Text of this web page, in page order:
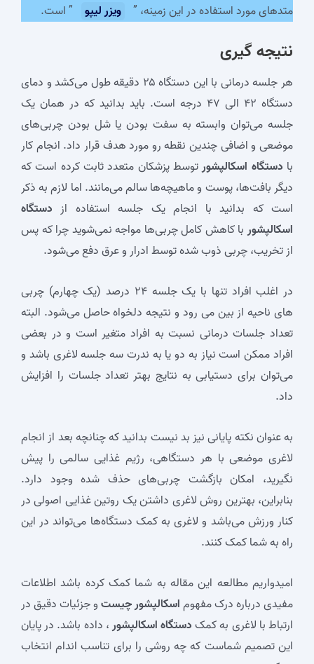
متدهای مورد استفاده در این زمینه، ”
ویزر لیپو ” است.
نتیجه گیری
هر جلسه درمانی با این دستگاه ۲۵ دقیقه طول می‌کشد و دمای
دستگاه ۴۲ الی ۴۷ درجه است. باید بدانید که در همان یک
جلسه می‌توان وابسته به سفت بودن یا شل بودن چربی‌های
موضعی و اضافی چندین نقطه رو مورد هدف قرار داد. انجام کار
با دستگاه اسکالپشورتوسط پزشکان متعدد ثابت کرده است که
دیگر بافت‌ها، پوست و ماهیچه‌ها سالم می‌مانند. اما لازم به ذکر
است که بدانید با انجام یک جلسه استفاده از دستگاه
اسکالپشوربا کاهش کامل چربی‌ها مواجه نمی‌شوید چرا که پس
از تخریب، چربی ذوب شده توسط ادرار و عرق دفع می‌شود.
در اغلب افراد تنها با یک جلسه ۲۴ درصد (یک چهارم) چربی
های ناحیه از بین می رود و نتیجه دلخواه حاصل می‌شود. البته
تعداد جلسات درمانی نسبت به افراد متغیر است و در بعضی
افراد ممکن است نیاز به دو یا به ندرت سه جلسه لاغری باشد و
می‌توان برای دستیابی به نتایج بهتر تعداد جلسات را افزایش
داد.
به عنوان نکته پایانی نیز بد نیست بدانید که چنانچه بعد از انجام
لاغری موضعی با هر دستگاهی، رژیم غذایی سالمی را پیش
نگیرید، امکان بازگشت چربی‌های حذف شده وجود دارد.
بنابراین، بهترین روش لاغری داشتن یک روتین غذایی اصولی در
کنار ورزش می‌باشد و لاغری به کمک دستگاه‌ها می‌تواند در این
راه به شما کمک کنند.
امیدواریم مطالعه این مقاله به شما کمک کرده باشد اطلاعات
مفیدی درباره درک مفهوماسکالپشور چیستو جزئیات دقیق در
ارتباط با لاغری به کمکدستگاه اسکالپشور، داده باشد. در پایان
این تصمیم شماست که چه روشی را برای تناسب اندام انتخاب